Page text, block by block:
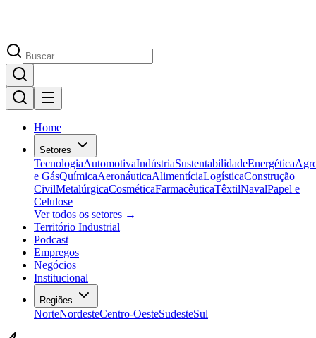
Home
Setores
TecnologiaAutomotivaIndústriaSustentabilidadeEnergética
e GásQuímicaAeronáuticaAlimentíciaLogísticaConstrução
CivilMetalúrgicaCosméticaFarmacêuticaTêxtilNavalPapel e
Celulose
Ver todos os setores →
Território Industrial
Podcast
Empregos
Negócios
Institucional
Regiões
NorteNordesteCentro-OesteSudesteSul